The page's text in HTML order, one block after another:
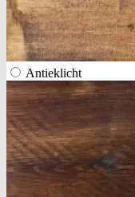
Antieklicht